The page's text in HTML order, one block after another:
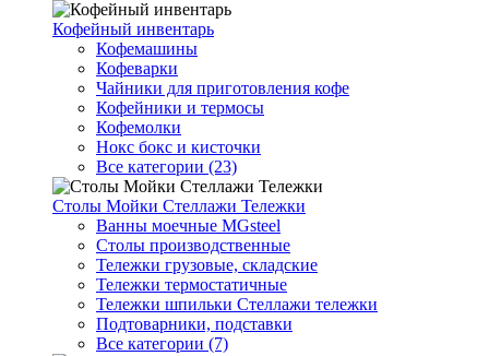
Кофейный инвентарь
Кофемашины
Кофеварки
Чайники для приготовления кофе
Кофейники и термосы
Кофемолки
Нокс бокс и кисточки
Все категории (23)
Столы Мойки Стеллажи Тележки
Ванны моечные MGsteel
Столы производственные
Тележки грузовые, складские
Тележки термостатичные
Тележки шпильки Стеллажи тележки
Подтоварники, подставки
Все категории (7)